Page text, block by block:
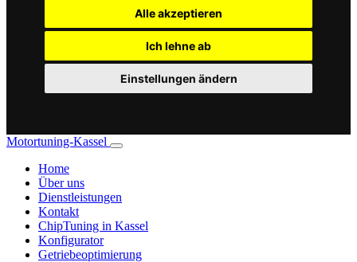
Alle akzeptieren
Ich lehne ab
Einstellungen ändern
Motortuning-Kassel
Home
Über uns
Dienstleistungen
Kontakt
ChipTuning in Kassel
Konfigurator
Getriebeoptimierung